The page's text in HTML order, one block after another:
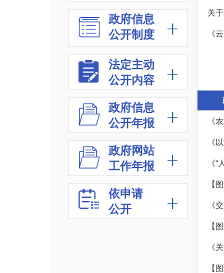
政府信息
公开制度
法定主动
公开内容
政府信息
公开年报
政府网站
工作年报
依申请
公开
关
《
《
《
《
【
《
《
【